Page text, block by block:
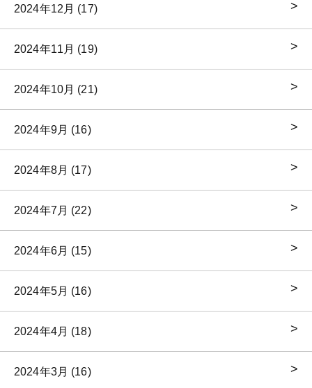
2024年12月 (17)
2024年11月 (19)
2024年10月 (21)
2024年9月 (16)
2024年8月 (17)
2024年7月 (22)
2024年6月 (15)
2024年5月 (16)
2024年4月 (18)
2024年3月 (16)